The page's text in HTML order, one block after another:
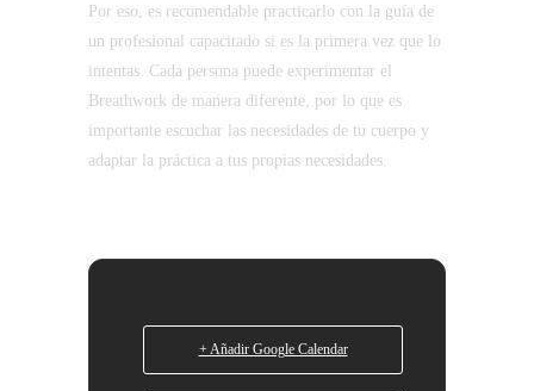
Por eso, es recomendable practicarlo con la guía de
un profesional capacitado si es la primera vez que lo
intentas. Cada persona puede experimentar el
Breathwork de manera diferente, por lo que es
importante escuchar las necesidades de tu cuerpo y
adaptar la práctica a tus propias necesidades.
+ Añadir Google Calendar